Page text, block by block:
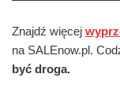
Znajdź więcej
na SALEnow.pl.
być droga.